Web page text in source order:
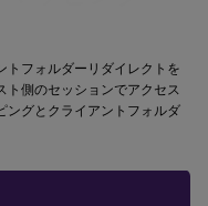
トフォルダーリダイレクトを
ト側のセッションでアクセス
ングとクライアントフォルダ